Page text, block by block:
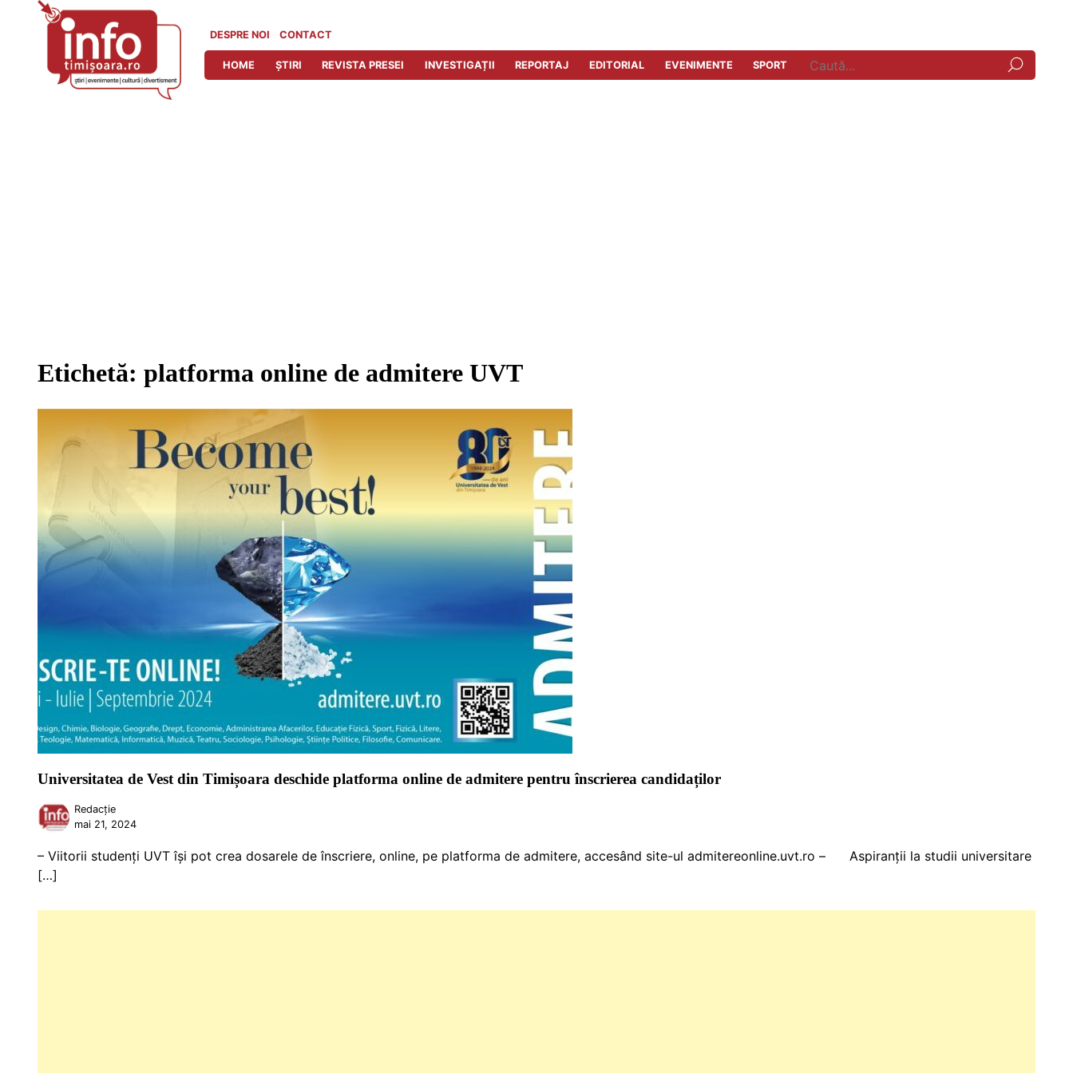
DESPRE NOI CONTACT
HOME ȘTIRI REVISTA PRESEI INVESTIGAȚII REPORTAJ EDITORIAL EVENIMENTE SPORT
Etichetă: platforma online de admitere UVT
Universitatea de Vest din Timișoara deschide platforma online de admitere pentru înscrierea candidaților
Redacție
mai 21, 2024
– Viitorii studenți UVT își pot crea dosarele de înscriere, online, pe platforma de admitere, accesând site-ul admitereonline.uvt.ro – Aspiranții la studii universitare
[…]